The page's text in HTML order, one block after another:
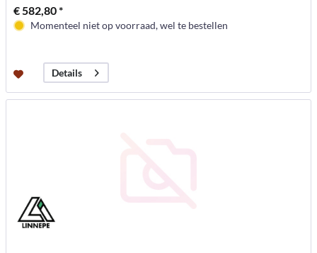
€ 582,80 *
Momenteel niet op voorraad, wel te bestellen
Details